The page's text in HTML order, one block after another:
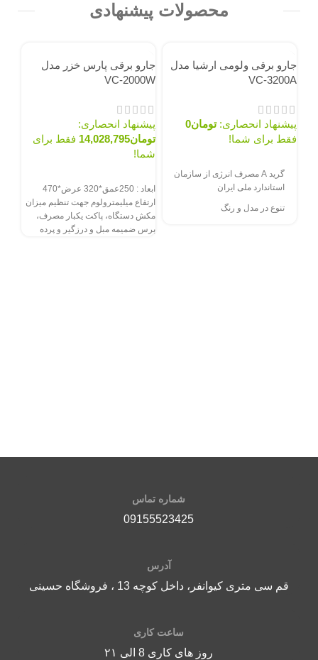
محصولات پیشنهادی
جارو برقی ولومی ارشیا مدل
VC-3200A
پیشنهاد انحصاری:تومان0
فقط برای شما!
گرید A مصرف انرژی از سازمان
استاندارد ملی ایران
تنوع در مدل و رنگ
جارو برقی پارس خزر مدل
VC-2000W
پیشنهاد انحصاری:
تومان14,028,795 فقط برای
شما!
ابعاد : 250عمق*320 عرض*470
ارتفاع میلیمترولوم جهت تنظيم ميزان
مكش دستگاه، پاكت يكبار مصرف،
برس ضميمه مبل و درزگير و پرده
شماره تماس
09155523425
آدرس
قم سی متری کیوانفر، داخل کوچه 13 ، فروشگاه حسینی
ساعت کاری
روز های کاری 8 الی ۲۱